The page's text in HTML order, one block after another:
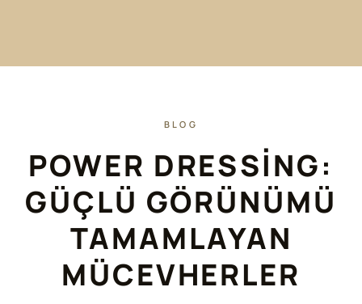
BLOG
POWER DRESSING:
GÜÇLÜ GÖRÜNÜMÜ
TAMAMLAYAN
MÜCEVHERLER